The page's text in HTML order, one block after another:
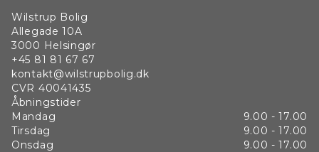
Wilstrup Bolig
Allegade 10A
3000 Helsingør
+45 81 81 67 67
kontakt@wilstrupbolig.dk
CVR 40041435
Åbningstider
Mandag
9.00 - 17.00
Tirsdag
9.00 - 17.00
Onsdag
9.00 - 17.00